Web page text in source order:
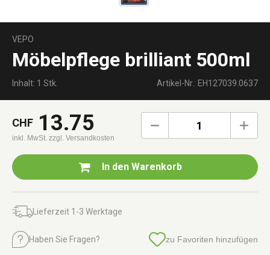
VEPO
Möbelpflege brilliant 500ml
Inhalt: 1 Stk. Artikel-Nr.: EH127039.0637
CHF 13.75
inkl. MwSt. zzgl. Versandkosten
1
In den Warenkorb
Lieferzeit 1-3 Werktage
Haben Sie Fragen? zu Favoriten hinzufügen